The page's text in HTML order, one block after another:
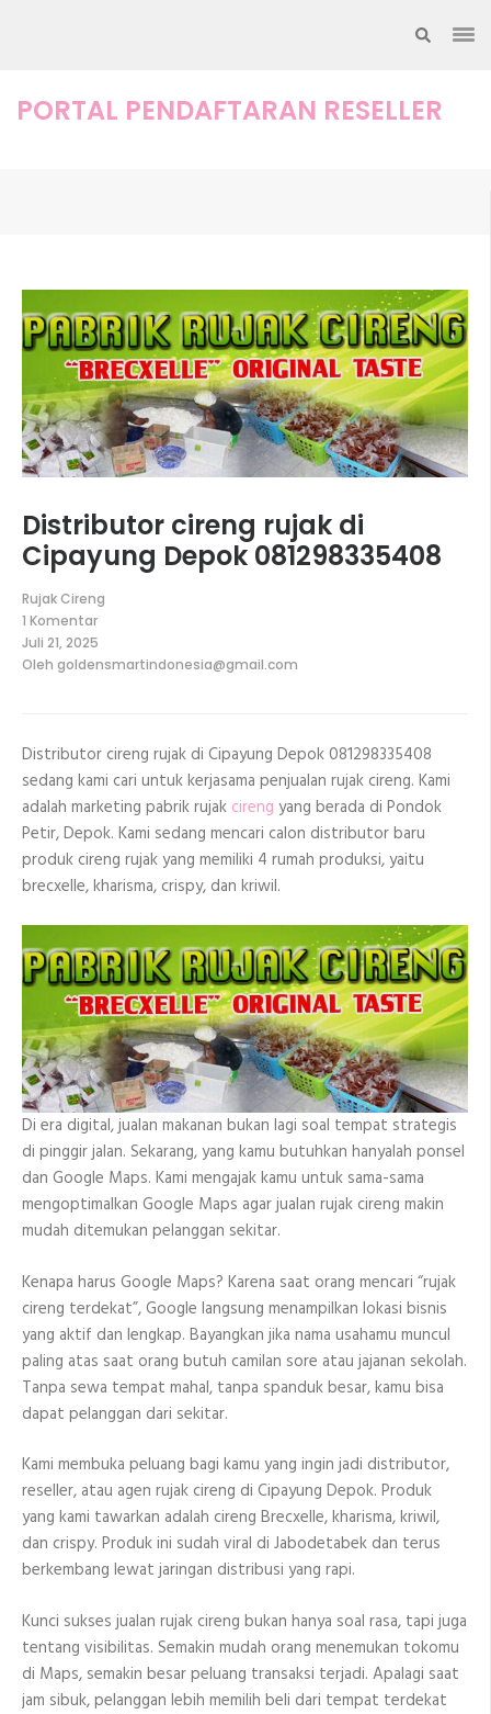
Enter)PORTAL PENDAFTARAN RESELLER
Distributor cireng rujak di
Cipayung Depok 081298335408
Rujak Cireng
1 Komentar
pada
Distributor
cireng
081298335408
Juli 21, 2025
Oleh goldensmartindonesia@gmail.com
Distributor cireng rujak di Cipayung Depok 081298335408
sedang kami cari untuk kerjasama penjualan rujak cireng. Kami
adalah marketing pabrik rujak cireng yang berada di Pondok
Petir, Depok. Kami sedang mencari calon distributor baru
produk cireng rujak yang memiliki 4 rumah produksi, yaitu
brecxelle, kharisma, crispy, dan kriwil.
Di era digital, jualan makanan bukan lagi soal tempat strategis
di pinggir jalan. Sekarang, yang kamu butuhkan hanyalah ponsel
dan Google Maps. Kami mengajak kamu untuk sama-sama
mengoptimalkan Google Maps agar jualan rujak cireng makin
mudah ditemukan pelanggan sekitar.
Kenapa harus Google Maps? Karena saat orang mencari “rujak
cireng terdekat”, Google langsung menampilkan lokasi bisnis
yang aktif dan lengkap. Bayangkan jika nama usahamu muncul
paling atas saat orang butuh camilan sore atau jajanan sekolah.
Tanpa sewa tempat mahal, tanpa spanduk besar, kamu bisa
dapat pelanggan dari sekitar.
Kami membuka peluang bagi kamu yang ingin jadi distributor,
reseller, atau agen rujak cireng di Cipayung Depok. Produk
yang kami tawarkan adalah cireng Brecxelle, kharisma, kriwil,
dan crispy. Produk ini sudah viral di Jabodetabek dan terus
berkembang lewat jaringan distribusi yang rapi.
Kunci sukses jualan rujak cireng bukan hanya soal rasa, tapi juga
tentang visibilitas. Semakin mudah orang menemukan tokomu
di Maps, semakin besar peluang transaksi terjadi. Apalagi saat
jam sibuk, pelanggan lebih memilih beli dari tempat terdekat